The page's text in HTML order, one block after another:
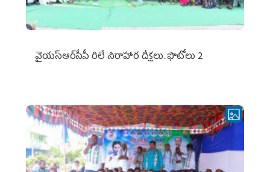
వైయ‌స్ఆర్‌సీపీ రిలే నిరాహార దీక్షలు..ఫొటోలు 2